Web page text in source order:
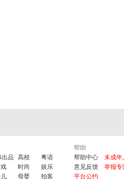
出品 高校
粤语
时尚
娱乐
母婴 拍客
帮助
帮助中心
未成年
意见反馈
举报专
平台公约